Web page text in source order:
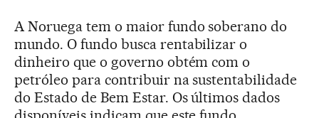
A Noruega tem o maior fundo soberano do
mundo. O fundo busca rentabilizar o
dinheiro que o governo obtém com o
petróleo para contribuir na sustentabilidade
do Estado de Bem Estar. Os últimos dados